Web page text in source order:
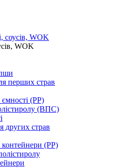
соусів, WOK
WOK
перших страв
(PP)
(ВПС)
других страв
контейнери (PP)